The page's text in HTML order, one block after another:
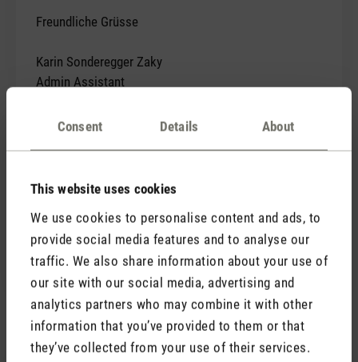
Consent Details About
This website uses cookies
We use cookies to personalise content and ads, to
provide social media features and to analyse our
traffic. We also share information about your use of
our site with our social media, advertising and
analytics partners who may combine it with other
information that you’ve provided to them or that
they’ve collected from your use of their services.
Freundliche Grüsse
Karin Sonderegger Zaky
Admin Assistant
Semiconductor Laboratory (APS)
8092 Zurich, Switzerland
Phone +41 44 632 2777
Fax +41 44 632 1202
Email: karin_sonderegger@ethz.ch
10 September 2019 00:00